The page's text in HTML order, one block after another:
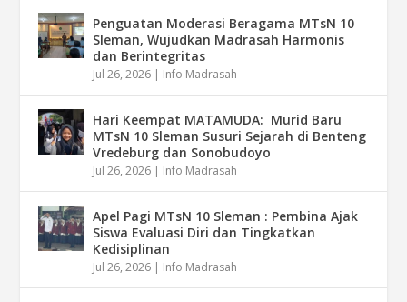
Penguatan Moderasi Beragama MTsN 10
Sleman, Wujudkan Madrasah Harmonis
dan Berintegritas
Jul 26, 2026 | Info Madrasah
Hari Keempat MATAMUDA: Murid Baru
MTsN 10 Sleman Susuri Sejarah di Benteng
Vredeburg dan Sonobudoyo
Jul 26, 2026 | Info Madrasah
Apel Pagi MTsN 10 Sleman : Pembina Ajak
Siswa Evaluasi Diri dan Tingkatkan
Kedisiplinan
Jul 26, 2026 | Info Madrasah